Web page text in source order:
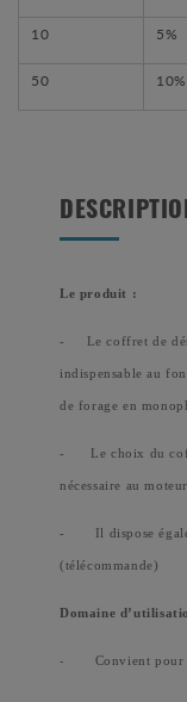
10 5%
50 10%
Le produit :
- Le coffret de
indispensable au
de forage en
- Le choix du
nécessaire au
- Il dispose
(télécommande)
Domaine
- Convient pour